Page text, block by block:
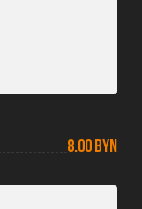
8.00 BYN